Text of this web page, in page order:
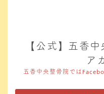
【公式】五香
ア
五香中央整骨院では